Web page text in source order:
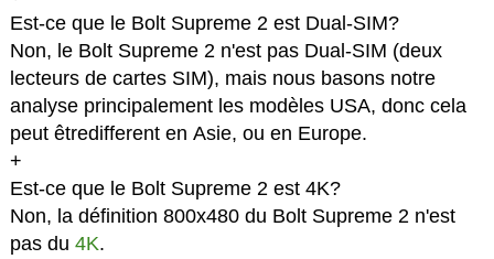
Est-ce que le Bolt Supreme 2 est Dual-SIM?
Non, le Bolt Supreme 2 n'est pas Dual-SIM (deux
lecteurs de cartes SIM), mais nous basons notre
analyse principalement les modèles USA, donc cela
peut êtredifferent en Asie, ou en Europe.
+
Est-ce que le Bolt Supreme 2 est 4K?
Non, la définition 800x480 du Bolt Supreme 2 n'est
pas du 4K.